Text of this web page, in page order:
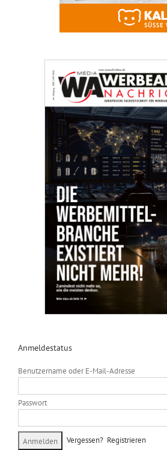
Anmeldestatus
Benutzername oder E-Mail-Adresse
Passwort
Vergessen? Registrieren